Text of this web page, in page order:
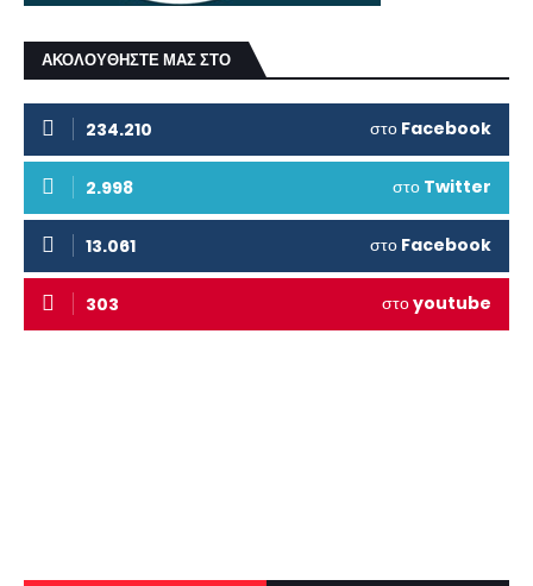
ΑΚΟΛΟΥΘΗΣΤΕ ΜΑΣ ΣΤΟ
234.210 στο Facebook
2.998 στο Twitter
13.061 στο Facebook
303 στοyoutube